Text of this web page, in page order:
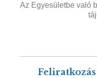
Az Egyesületbe való